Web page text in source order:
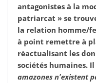
antagonistes à la
patriarcat » se
la relation homme/
à point remettre à
réactualisant les
sociétés humaines.
amazones n'existent